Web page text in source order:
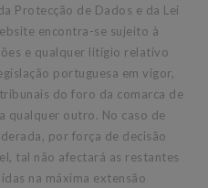
Protecção de Dados e da Lei
encontra-se sujeito à
e qualquer litígio relativo
portuguesa em vigor,
do foro da comarca de
qualquer outro. No caso de
por força de decisão
tal não afectará as restantes
na máxima extensão